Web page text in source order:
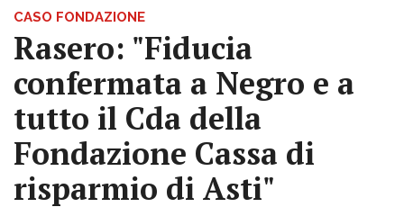
CASO FONDAZIONE
Rasero: "Fiducia
confermata a Negro e a
tutto il Cda della
Fondazione Cassa di
risparmio di Asti"